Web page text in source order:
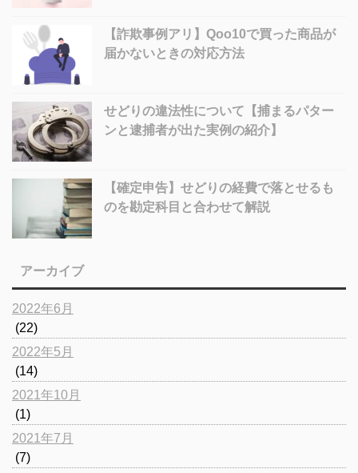
【詐欺事例アリ】Qoo10で買った商品が
届かないときの対応方法
せどりの違法性について【捕まるパター
ンと逮捕者が出た実例の紹介】
【確定申告】せどりの経費で落とせるも
のを勘定科目と合わせて解説
アーカイブ
2022年6月
(22)
2022年5月
(14)
2021年10月
(1)
2021年7月
(7)